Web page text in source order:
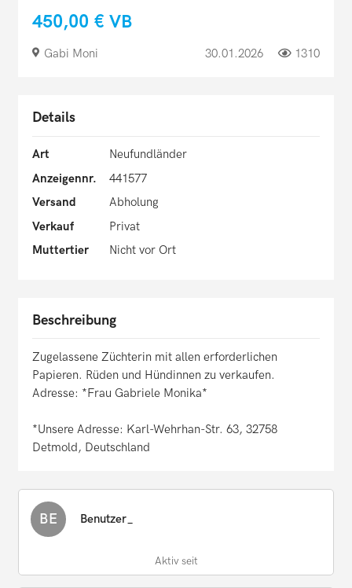
450,00 € VB
Gabi Moni 30.01.2026 1310
Details
Art
Neufundländer
Anzeigennr.
441577
Versand
Abholung
Verkauf
Privat
Muttertier
Nicht vor Ort
Beschreibung
Zugelassene Züchterin mit allen erforderlichen
Papieren. Rüden und Hündinnen zu verkaufen.
Adresse: *Frau Gabriele Monika*
*Unsere Adresse: Karl-Wehrhan-Str. 63, 32758
Detmold, Deutschland
BE Benutzer_
Aktiv seit